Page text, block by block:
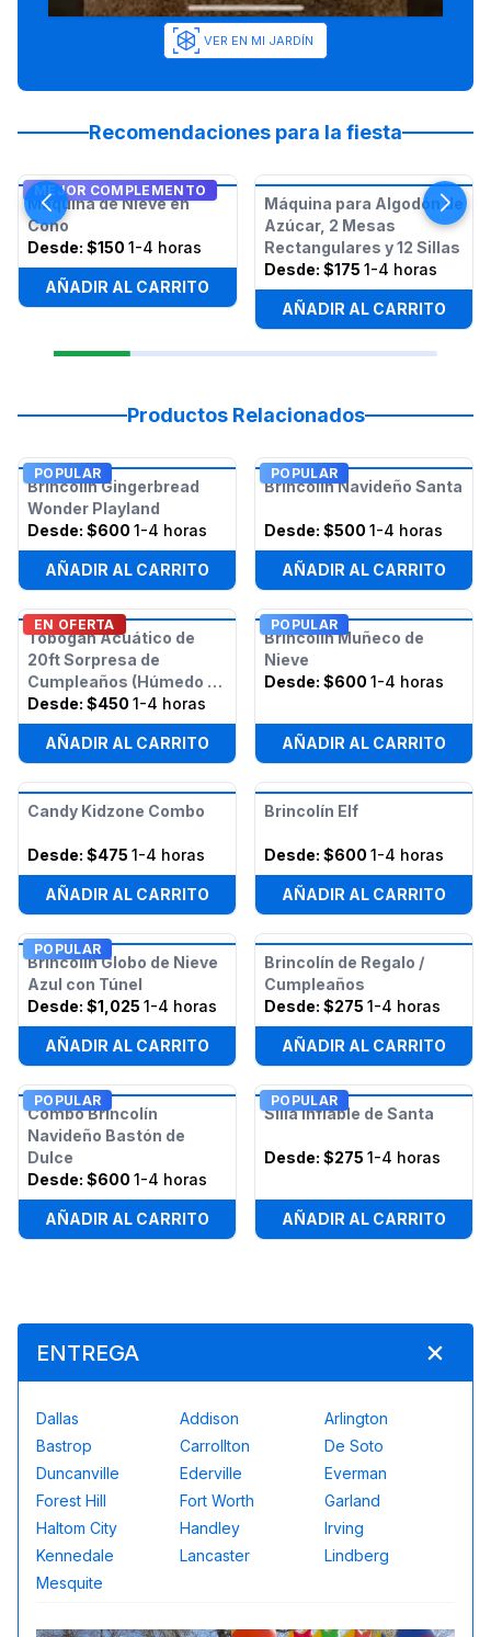
VER EN MI JARDÍN
Recomendaciones para la fiesta
MEJOR COMPLEMENTO
Máquina de Nieve en
Cono
Desde: $150 1-4 horas
AÑADIR AL CARRITO
Máquina para Algodón de
Azúcar, 2 Mesas
Rectangulares y 12 Sillas
Desde: $175 1-4 horas
AÑADIR AL CARRITO
Productos Relacionados
POPULAR
Brincolín Gingerbread
Wonder Playland
Desde: $600 1-4 horas
AÑADIR AL CARRITO
POPULAR
Brincolín Navideño Santa
Desde: $500 1-4 horas
AÑADIR AL CARRITO
EN OFERTA
Tobogán Acuático de
20ft Sorpresa de
Cumpleaños (Húmedo o
Seco)
Desde: $450 1-4 horas
AÑADIR AL CARRITO
POPULAR
Brincolín Muñeco de
Nieve
Desde: $600 1-4 horas
AÑADIR AL CARRITO
Candy Kidzone Combo
Desde: $475 1-4 horas
AÑADIR AL CARRITO
Brincolín Elf
Desde: $600 1-4 horas
AÑADIR AL CARRITO
POPULAR
Brincolín Globo de Nieve
Azul con Túnel
Desde: $1,025 1-4 horas
AÑADIR AL CARRITO
Brincolín de Regalo /
Cumpleaños
Desde: $275 1-4 horas
AÑADIR AL CARRITO
POPULAR
Combo Brincolín
Navideño Bastón de
Dulce
Desde: $600 1-4 horas
AÑADIR AL CARRITO
POPULAR
Silla Inflable de Santa
Desde: $275 1-4 horas
AÑADIR AL CARRITO
ENTREGA
Dallas Addison
Arlington
Bastrop
Carrollton
De Soto
Duncanville
Ederville
Everman
Forest Hill
Fort Worth
Garland
Haltom City
Handley
Irving
Kennedale
Lancaster
Lindberg
Mesquite